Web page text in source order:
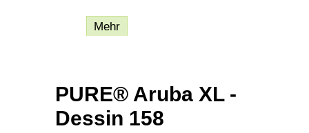
Mehr
PURE® Aruba XL -
Dessin 158